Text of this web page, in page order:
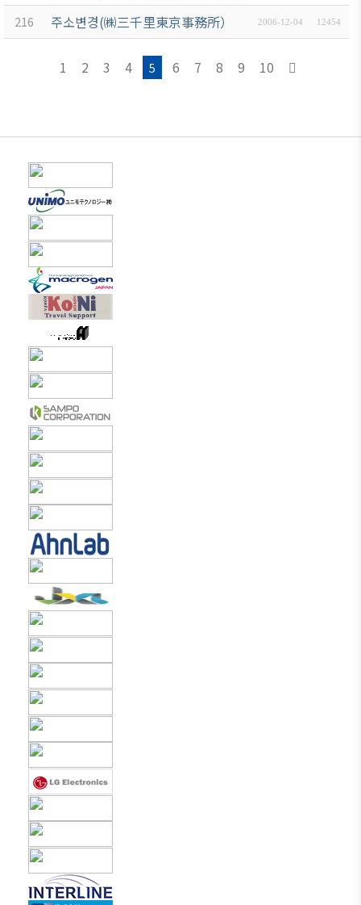
216 주소변경(㈱三千里東京事務所） 2006-12-04 12454
1 2 3 4 5 6 7 8 9 10